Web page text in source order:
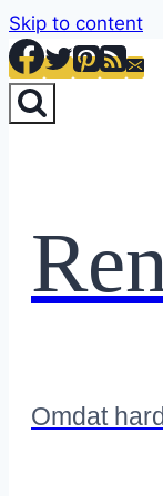
Skip to content
Omdat